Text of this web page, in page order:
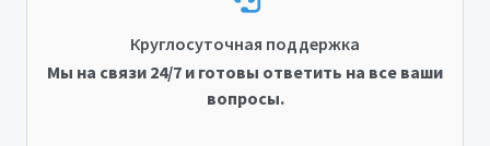
Круглосуточная поддержка
Мы на связи 24/7 и готовы ответить на все ваши
вопросы.